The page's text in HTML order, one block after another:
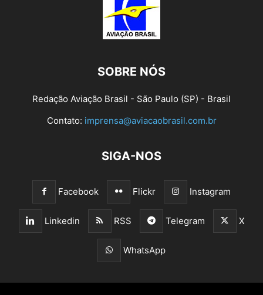
SOBRE NÓS
Redação Aviação Brasil - São Paulo (SP) - Brasil
Contato: imprensa@aviacaobrasil.com.br
SIGA-NOS
Facebook Flickr Instagram
Linkedin RSS Telegram X
WhatsApp